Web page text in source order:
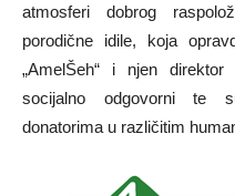
atmosferi dobrog
porodične idile, koja
„AmelŠeh“ i njen
socijalno odgovorni te
donatorima u različitim